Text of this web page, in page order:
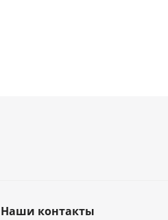
Наши контакты